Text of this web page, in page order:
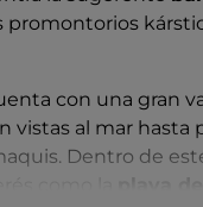
con una gran
al mar hasta
Dentro de
playa